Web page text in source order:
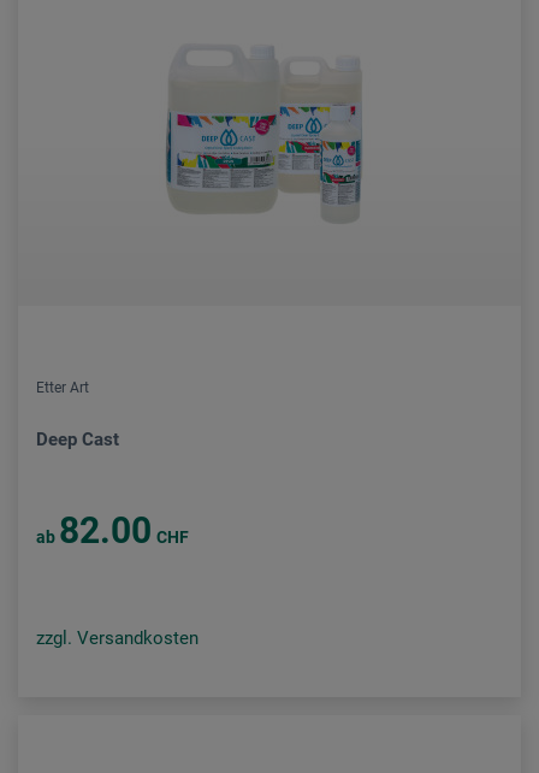
Etter Art
Deep Cast
ab 82.00 CHF
zzgl. Versandkosten